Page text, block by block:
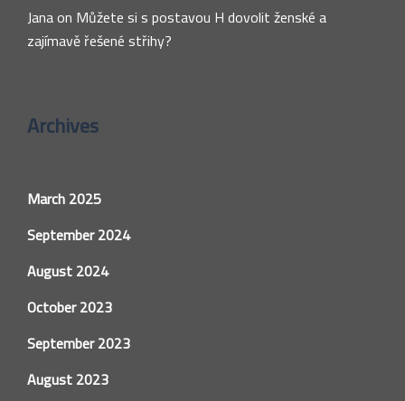
Janaon Můžete si s postavou H dovolit ženské a
zajímavě řešené střihy?
Archives
March 2025
September 2024
August 2024
October 2023
September 2023
August 2023